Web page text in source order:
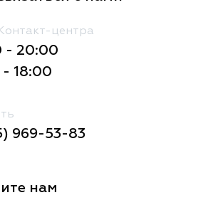
центра
- 20:00
- 18:00
969-53-83
нам